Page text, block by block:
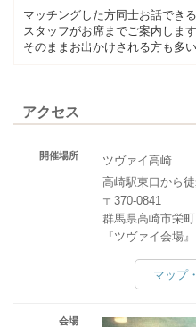
マッチングした方同士お話でき
スタッフがお席までご案内します
そのままお出かけされる方も多
アクセス
開催場所
ツヴァイ高崎
高崎駅東口から
〒370-0841
群馬県高崎市栄
『ツヴァイ会場』
マップ
会場